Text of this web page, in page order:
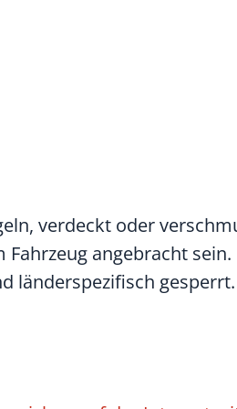
verdeckt oder
angebracht sein.
länderspezifisch gesperrt.